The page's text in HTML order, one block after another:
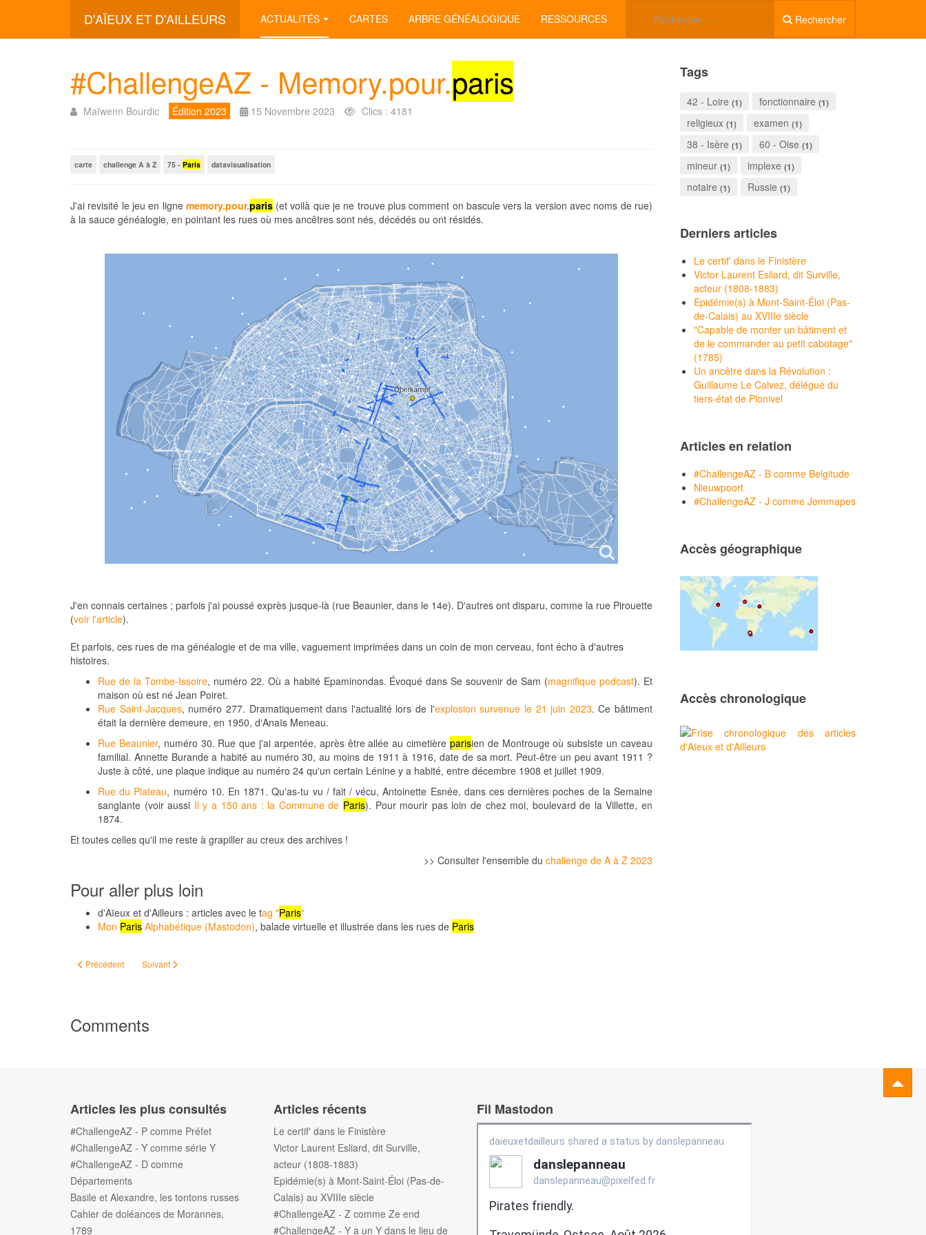
D'AÏEUX ET D'AILLEURS Rechercher
ACTUALITÉS CARTES ARBRE GÉNÉALOGIQUE RESSOURCES
#ChallengeAZ - Memory.pour.paris
Maïwenn Bourdic Édition 2023 15 Novembre 2023 Clics : 4181
carte challenge A à Z 75 - Paris datavisualisation
J'ai revisité le jeu en ligne memory.pour.paris (et voilà que je ne trouve plus comment on bascule vers la version avec noms de rue)
à la sauce généalogie, en pointant les rues où mes ancêtres sont nés, décédés ou ont résidés.
J'en connais certaines ; parfois j'ai poussé exprès jusque-là (rue Beaunier, dans le 14e). D'autres ont disparu, comme la rue Pirouette
(voir l'article).
Et parfois, ces rues de ma généalogie et de ma ville, vaguement imprimées dans un coin de mon cerveau, font écho à d'autres
histoires.
Rue de la Tombe-Issoire, numéro 22. Où a habité Epaminondas. Évoqué dans Se souvenir de Sam (magnifique podcast). Et
maison où est né Jean Poiret.
Rue Saint-Jacques, numéro 277. Dramatiquement dans l'actualité lors de l'explosion survenue le 21 juin 2023. Ce bâtiment
était la dernière demeure, en 1950, d'Anaïs Meneau.
Rue Beaunier, numéro 30. Rue que j'ai arpentée, après être allée au cimetière parisien de Montrouge où subsiste un caveau
familial. Annette Burande a habité au numéro 30, au moins de 1911 à 1916, date de sa mort. Peut-être un peu avant 1911 ?
Juste à côté, une plaque indique au numéro 24 qu'un certain Lénine y a habité, entre décembre 1908 et juillet 1909.
Rue du Plateau, numéro 10. En 1871. Qu'as-tu vu / fait / vécu, Antoinette Esnée, dans ces dernières poches de la Semaine
sanglante (voir aussi Il y a 150 ans : la Commune de Paris). Pour mourir pas loin de chez moi, boulevard de la Villette, en
1874.
Et toutes celles qu'il me reste à grapiller au creux des archives !
>> Consulter l'ensemble du challenge de A à Z 2023
Pour aller plus loin
d'Aïeux et d'Ailleurs : articles avec le tag "Paris"
Mon Paris Alphabétique (Mastodon), balade virtuelle et illustrée dans les rues de Paris
Article précédent : #ChallengeAZ - Lieux chauds
Précédent Article suivant : #ChallengeAZ - Noms (d'une visualisation)
Suivant
Comments
Tags
42 - Loire (1) fonctionnaire (1)
religieux (1) examen (1)
38 - Isère (1) 60 - Oise (1)
mineur (1) implexe (1)
notaire (1) Russie (1)
Derniers articles
Le certif' dans le Finistère
Victor Laurent Esliard, dit Surville,
acteur (1808-1883)
Epidémie(s) à Mont-Saint-Éloi (Pas-
de-Calais) au XVIIIe siècle
"Capable de monter un bâtiment et
de le commander au petit cabotage"
(1785)
Un ancêtre dans la Révolution :
Guillaume Le Calvez, délégué du
tiers-état de Plonivel
Articles en relation
#ChallengeAZ - B comme Belgitude
Nieuwpoort
#ChallengeAZ - J comme Jemmapes
Accès géographique
Accès chronologique
Articles les plus consultés
#ChallengeAZ - P comme Préfet
#ChallengeAZ - Y comme série Y
#ChallengeAZ - D comme
Départements
Basile et Alexandre, les tontons russes
Cahier de doléances de Morannes,
1789
Articles récents
Le certif' dans le Finistère
Victor Laurent Esliard, dit Surville,
acteur (1808-1883)
Epidémie(s) à Mont-Saint-Éloi (Pas-de-
Calais) au XVIIIe siècle
#ChallengeAZ - Z comme Ze end
#ChallengeAZ - Y a un Y dans le lieu de
Fil Mastodon